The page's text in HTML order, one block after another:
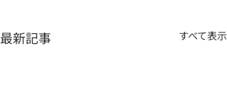
最新記事 すべて表示